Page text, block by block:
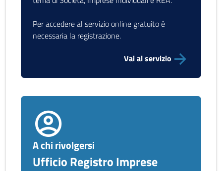
Per accedere al servizio online gratuito è
necessaria la registrazione.
Vai al servizio
A chi rivolgersi
Ufficio Registro Imprese